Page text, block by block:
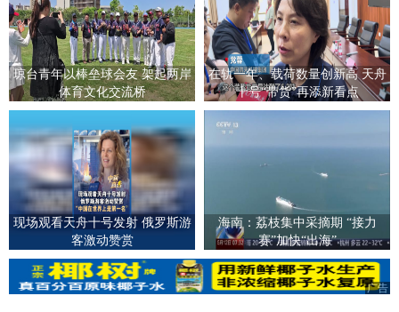
琼台青年以棒垒球会友 架起两岸
体育文化交流桥
在轨一年、载荷数量创新高 天舟
十号“带货”再添新看点
现场观看天舟十号发射 俄罗斯游
客激动赞赏
海南：荔枝集中采摘期 “接力
赛”加快“出海”
广告